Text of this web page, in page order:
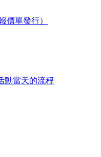
價單發行）
動當天的流程